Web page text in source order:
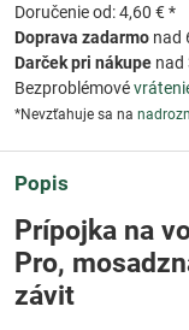
Doručenie od: 4,60 € *
Doprava zadarmo nad
Darček pri nákupe nad
Bezproblémové
*Nevzťahuje sa na
Popis
Prípojka na
Pro,
závit